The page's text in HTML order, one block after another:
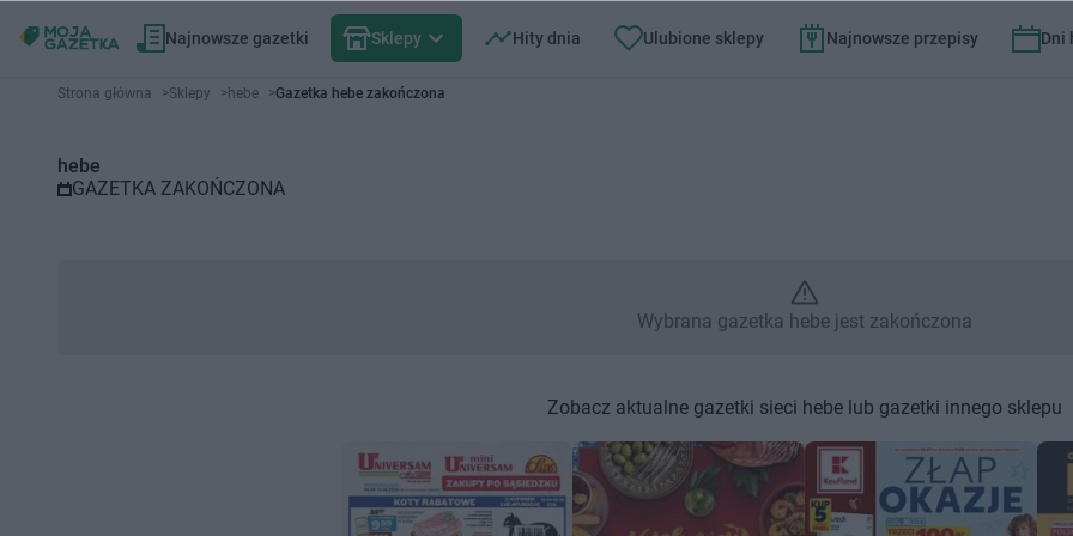
Najnowsze gazetki Sklepy Hity dnia Ulubione sklepy Najnowsze przepisy Dni
Gazetka promocyjna hebe – Wybrana gazetka hebe jest
Strona główna >Sklepy > hebe >Gazetka hebe zakończona
hebe
GAZETKA ZAKOŃCZONA
Wybrana gazetka hebe jest zakończona
Zobacz aktualne gazetki sieci hebe lub gazetki innego sklepu